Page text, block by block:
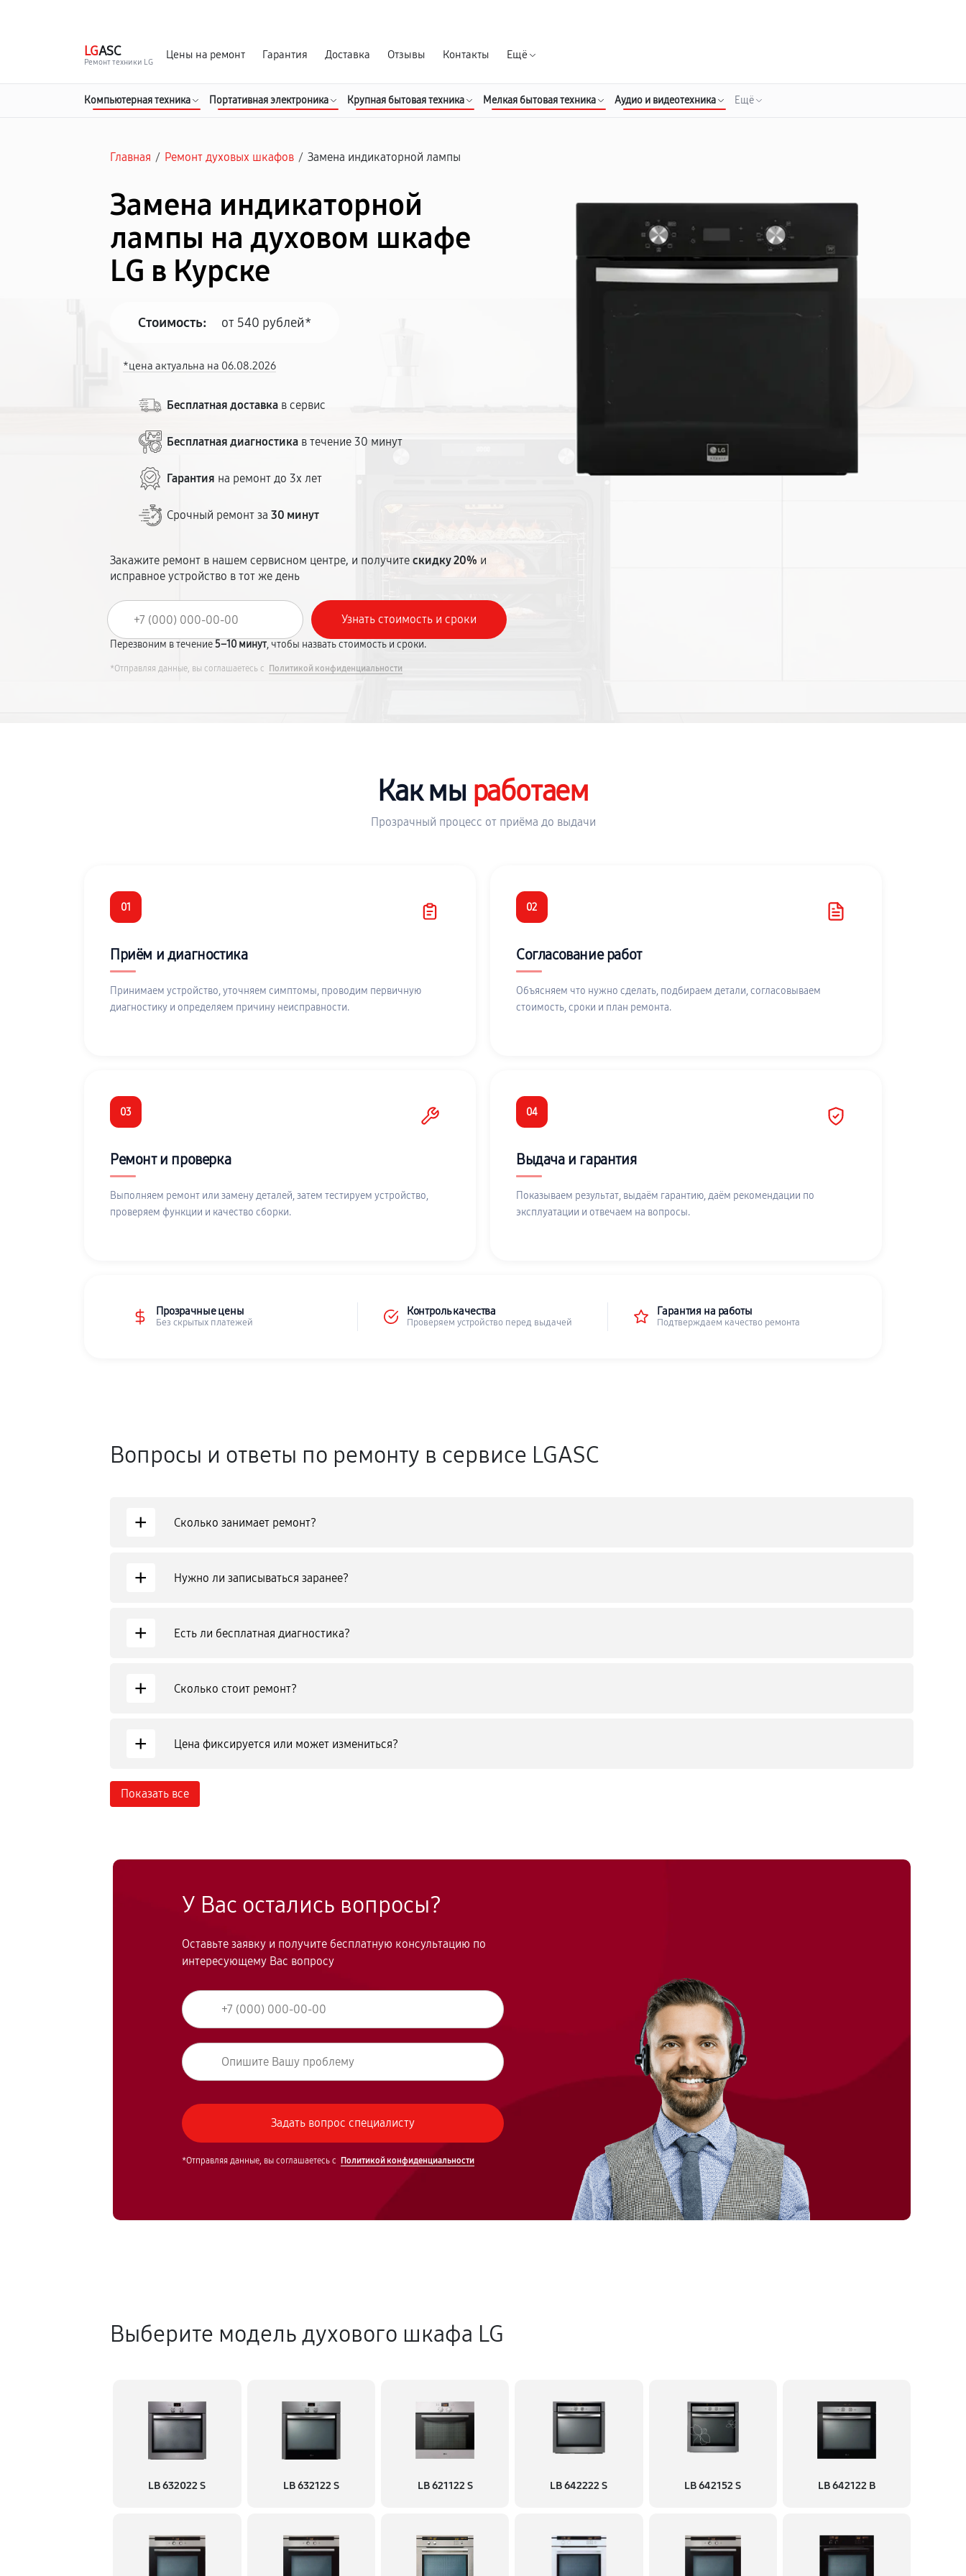
LGASC
Ремонт техники LG
Цены на ремонт Гарантия Доставка Отзывы Контакты Ещё
Компьютерная техника Портативная электроника Крупная бытовая техника Мелкая бытовая техника Аудио и видеотехника Ещё
Главная / Ремонт духовых шкафов / Замена индикаторной лампы
Замена индикаторной
лампы на духовом шкафе
LG в Курске
Стоимость: от 540 рублей*
*цена актуальна на 06.08.2026
Бесплатная доставка в сервис
Бесплатная диагностика в течение 30 минут
Гарантия на ремонт до 3х лет
Срочный ремонт за30 минут
Закажите ремонт в нашем сервисном центре, и получитескидку 20% и
исправное устройство в тот же день
Перезвоним в течение5–10 минут, чтобы назвать стоимость и сроки.
*Отправляя данные, вы соглашаетесь с Политикой конфиденциальности
Как мы работаем
Прозрачный процесс от приёма до выдачи
01
Приём и диагностика
Принимаем устройство, уточняем симптомы, проводим первичную
диагностику и определяем причину неисправности.
02
Согласование работ
Объясняем что нужно сделать, подбираем детали, согласовываем
стоимость, сроки и план ремонта.
03
Ремонт и проверка
Выполняем ремонт или замену деталей, затем тестируем устройство,
проверяем функции и качество сборки.
04
Выдача и гарантия
Показываем результат, выдаём гарантию, даём рекомендации по
эксплуатации и отвечаем на вопросы.
Прозрачные цены
Без скрытых платежей
Контроль качества
Проверяем устройство перед выдачей
Гарантия на работы
Подтверждаем качество ремонта
Вопросы и ответы по ремонту в сервисе LGASC
+ Сколько занимает ремонт?
+ Нужно ли записываться заранее?
+ Есть ли бесплатная диагностика?
+ Сколько стоит ремонт?
+ Цена фиксируется или может измениться?
Показать все
У Вас остались вопросы?
Оставьте заявку и получите бесплатную консультацию по
интересующему Вас вопросу
*Отправляя данные, вы соглашаетесь с Политикой конфиденциальности
Выберите модель духового шкафа LG
LB 632022 S LB 632122 S LB 621122 S LB 642222 S LB 642152 S LB 642122 B